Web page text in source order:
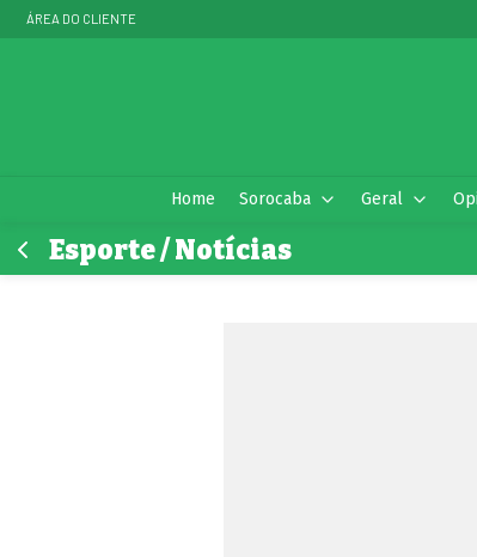
ÁREA DO CLIENTE
Home Sorocaba Geral
Esporte / Notícias